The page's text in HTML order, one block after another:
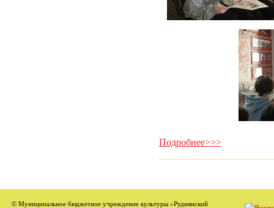
Подробнее>>>
© Муниципальное бюджетное учреждение культуры «Руднянский